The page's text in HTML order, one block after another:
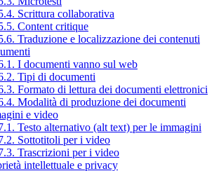
Scrittura collaborativa
Content critique
Traduzione e localizzazione dei contenuti
I documenti vanno sul web
Tipi di documenti
Formato di lettura dei documenti elettronici
Modalità di produzione dei documenti
e video
Testo alternativo (alt text) per le immagini
Sottotitoli per i video
Trascrizioni per i video
intellettuale e privacy